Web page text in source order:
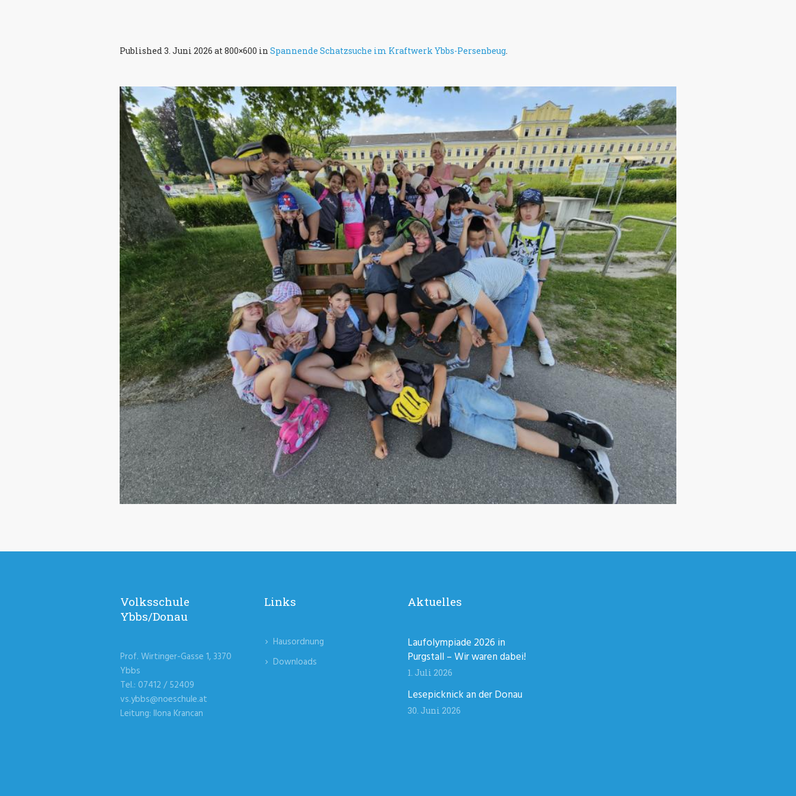
Published3. Juni 2026 at 800×600 in Spannende Schatzsuche im Kraftwerk Ybbs-Persenbeug.
Volksschule
Ybbs/Donau
Prof. Wirtinger-Gasse 1, 3370
Ybbs
Tel.: 07412 / 52409
vs.ybbs@noeschule.at
Leitung: Ilona Krancan
Links
Hausordnung
Downloads
Aktuelles
Laufolympiade 2026 in
Purgstall – Wir waren dabei!
1. Juli 2026
Lesepicknick an der Donau
30. Juni 2026